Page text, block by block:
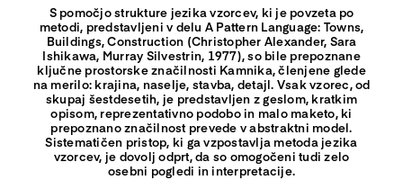
S pomočjo strukture jezika vzorcev, ki je povzeta po
metodi, predstavljeni v delu A Pattern Language: Towns,
Buildings, Construction (Christopher Alexander, Sara
Ishikawa, Murray Silvestrin, 1977), so bile prepoznane
ključne prostorske značilnosti Kamnika, členjene glede
na merilo: krajina, naselje, stavba, detajl. Vsak vzorec, od
skupaj šestdesetih, je predstavljen z geslom, kratkim
opisom, reprezentativno podobo in malo maketo, ki
prepoznano značilnost prevede v abstraktni model.
Sistematičen pristop, ki ga vzpostavlja metoda jezika
vzorcev, je dovolj odprt, da so omogočeni tudi zelo
osebni pogledi in interpretacije.